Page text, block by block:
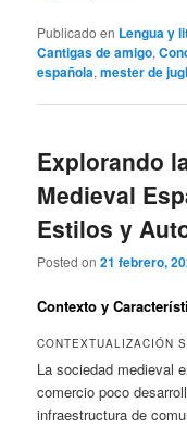
Publicado en Lengua y
Cantigas de amigo,
española,mester de
Explorando
Medieval
Estilos y
Posted on21 febrero,
Contexto y
CONTEXTUALIZACIÓN
La sociedad medieval
comercio poco
infraestructura de